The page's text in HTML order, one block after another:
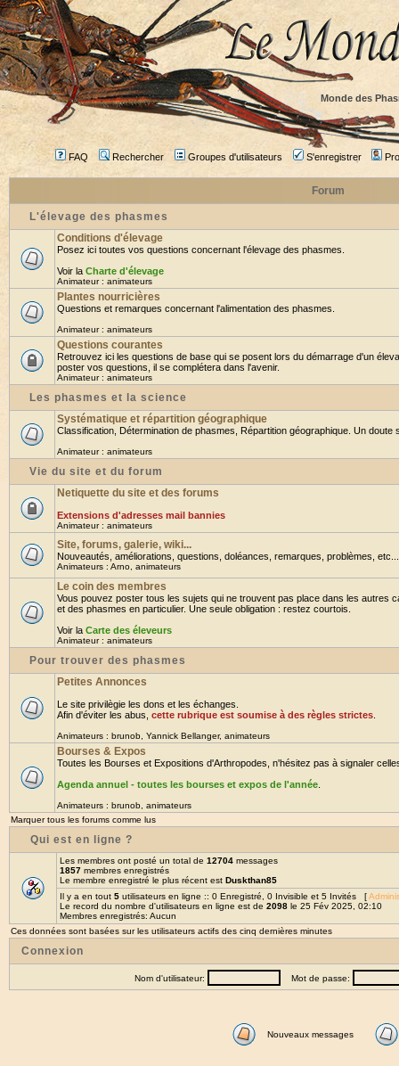
Monde des
FAQ Rechercher Groupes d'utilisateurs S'enregistrer
Forum
L'élevage des phasmes
Conditions d'élevage
Posez ici toutes vos questions concernant l'élevage des phasmes.
Voir la Charte d'élevage
Animateur : animateurs
Plantes nourricières
Questions et remarques concernant l'alimentation des phasmes.
Animateur : animateurs
Questions courantes
Retrouvez ici les questions de base qui se posent lors du démarrage d'un
poster vos questions, il se complétera dans l'avenir.
Animateur : animateurs
Les phasmes et la science
Systématique et répartition géographique
Classification, Détermination de phasmes, Répartition géographique. Un doute
Animateur : animateurs
Vie du site et du forum
Netiquette du site et des forums
Extensions d'adresses mail bannies
Animateur : animateurs
Site, forums, galerie, wiki...
Nouveautés, améliorations, questions, doléances, remarques, problèmes,
Animateurs : Arno animateurs
Le coin des membres
Vous pouvez poster tous les sujets qui ne trouvent pas place dans les autres
et des phasmes en particulier. Une seule obligation : restez courtois.
Voir la Carte des éleveurs
Animateur : animateurs
Pour trouver des phasmes
Petites Annonces
Le site privilègie les dons et les échanges.
Afin d'éviter les abus, cette rubrique est soumise à des règles strictes
Animateurs : brunob Yannick Bellanger, animateurs
Bourses & Expos
Toutes les Bourses et Expositions d'Arthropodes, n'hésitez pas à signaler
Agenda annuel - toutes les bourses et expos de l'année
Animateurs : brunob animateurs
Marquer tous les forums comme lus
Qui est en ligne ?
Les membres ont posté un total de 12704 messages
1857 membres enregistrés
Le membre enregistré le plus récent est Duskthan85
Il y a en tout 5 utilisateurs en ligne :: 0 Enregistré, 0 Invisible et 5 Invités [
Le record du nombre d'utilisateurs en ligne est de 2098 le 25 Fév 2025, 02:10
Membres enregistrés: Aucun
Ces données sont basées sur les utilisateurs actifs des cinq dernières minutes
Connexion
Nom d'utilisateur: Mot de passe:
Nouveaux messages